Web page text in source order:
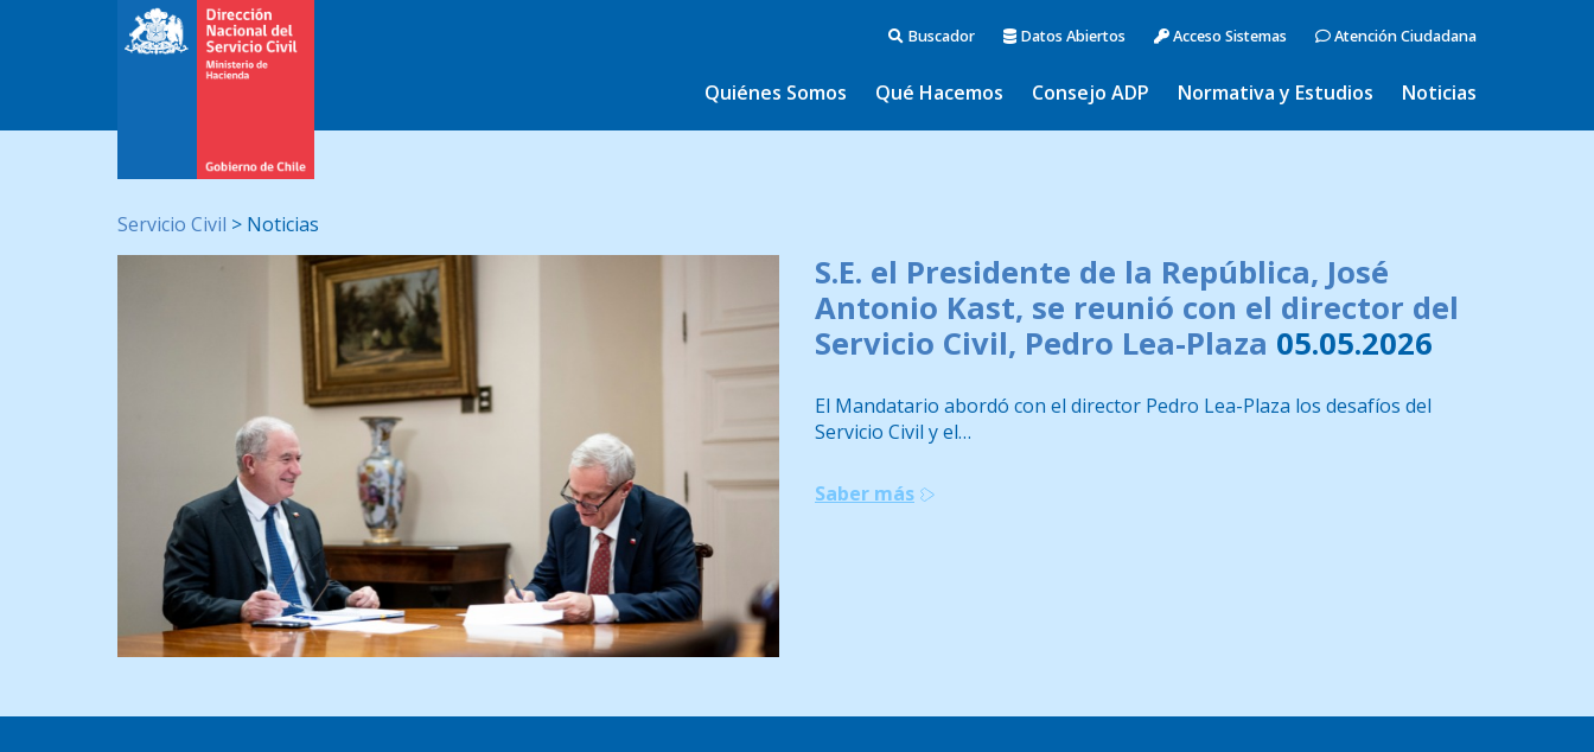
Buscador Datos Abiertos Acceso Sistemas Atención Ciudadana
Quiénes Somos Qué Hacemos Consejo ADP Normativa y Estudios Noticias
Servicio Civil > Noticias
S.E. el Presidente de la República, José
Antonio Kast, se reunió con el director del
Servicio Civil, Pedro Lea-Plaza 05.05.2026
El Mandatario abordó con el director Pedro Lea-Plaza los desafíos del
Servicio Civil y el…
Saber más